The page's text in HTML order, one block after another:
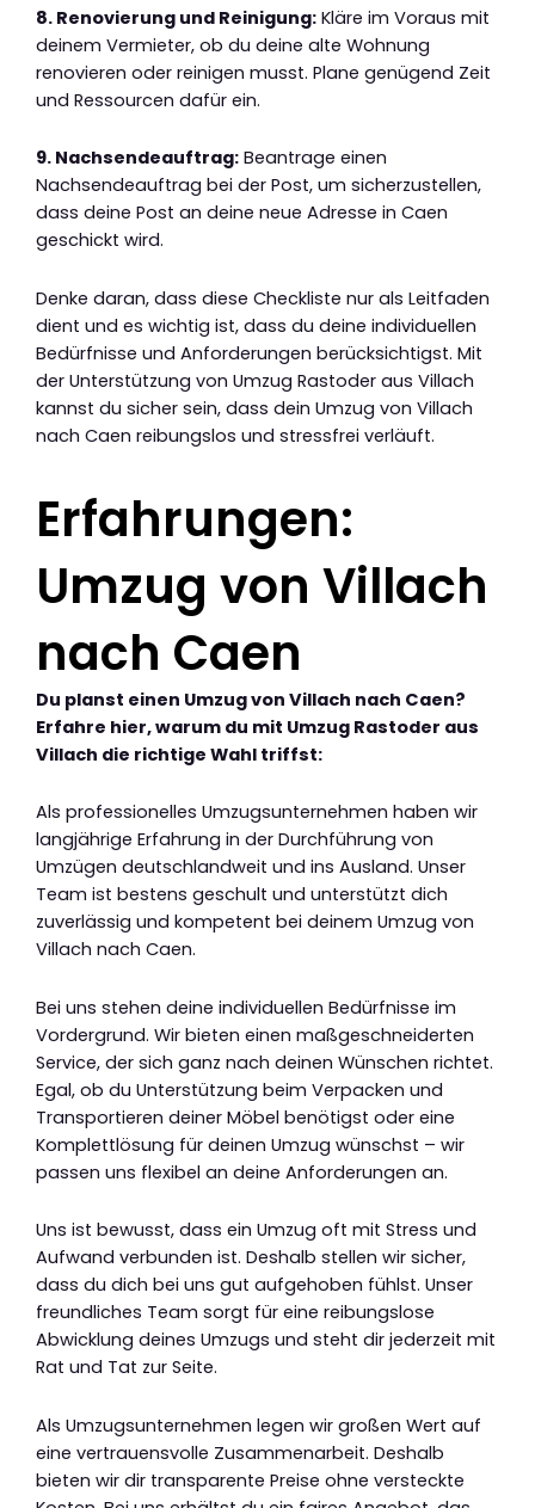
8. Renovierung und Reinigung: Kläre im Voraus mit
deinem Vermieter, ob du deine alte Wohnung
renovieren oder reinigen musst. Plane genügend Zeit
und Ressourcen dafür ein.
9. Nachsendeauftrag: Beantrage einen
Nachsendeauftrag bei der Post, um sicherzustellen,
dass deine Post an deine neue Adresse in Caen
geschickt wird.
Denke daran, dass diese Checkliste nur als Leitfaden
dient und es wichtig ist, dass du deine individuellen
Bedürfnisse und Anforderungen berücksichtigst. Mit
der Unterstützung von Umzug Rastoder aus Villach
kannst du sicher sein, dass dein Umzug von Villach
nach Caen reibungslos und stressfrei verläuft.
Erfahrungen:
Umzug von Villach
nach Caen
Du planst einen Umzug von Villach nach Caen?
Erfahre hier, warum du mit Umzug Rastoder aus
Villach die richtige Wahl triffst:
Als professionelles Umzugsunternehmen haben wir
langjährige Erfahrung in der Durchführung von
Umzügen deutschlandweit und ins Ausland. Unser
Team ist bestens geschult und unterstützt dich
zuverlässig und kompetent bei deinem Umzug von
Villach nach Caen.
Bei uns stehen deine individuellen Bedürfnisse im
Vordergrund. Wir bieten einen maßgeschneiderten
Service, der sich ganz nach deinen Wünschen richtet.
Egal, ob du Unterstützung beim Verpacken und
Transportieren deiner Möbel benötigst oder eine
Komplettlösung für deinen Umzug wünschst – wir
passen uns flexibel an deine Anforderungen an.
Uns ist bewusst, dass ein Umzug oft mit Stress und
Aufwand verbunden ist. Deshalb stellen wir sicher,
dass du dich bei uns gut aufgehoben fühlst. Unser
freundliches Team sorgt für eine reibungslose
Abwicklung deines Umzugs und steht dir jederzeit mit
Rat und Tat zur Seite.
Als Umzugsunternehmen legen wir großen Wert auf
eine vertrauensvolle Zusammenarbeit. Deshalb
bieten wir dir transparente Preise ohne versteckte